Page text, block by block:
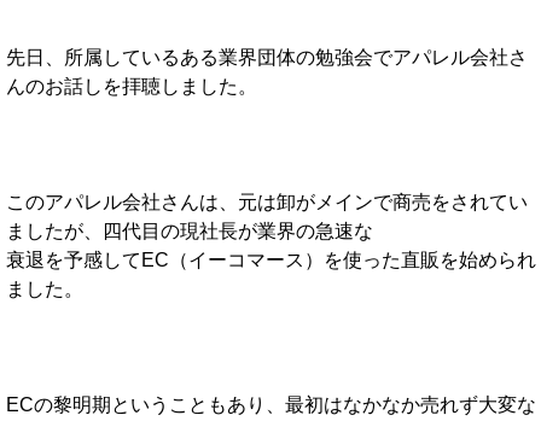
先日、所属しているある業界団体の勉強会でアパレル会社さ
んのお話しを拝聴しました。
このアパレル会社さんは、元は卸がメインで商売をされてい
ましたが、四代目の現社長が業界の急速な
衰退を予感してEC（イーコマース）を使った直販を始められ
ました。
ECの黎明期ということもあり、最初はなかなか売れず大変な